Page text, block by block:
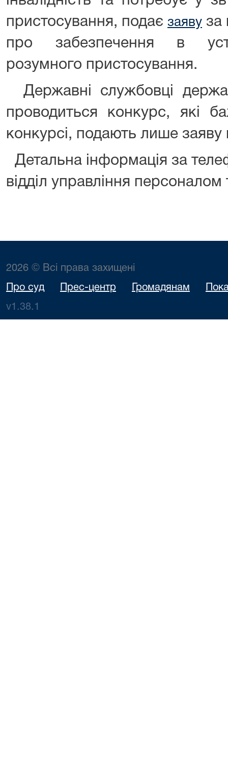
пристосування, подає заяву за
про забезпечення в
розумного пристосування.
Державні службовці
проводиться конкурс, які
конкурсі, подають лише заяву
Детальна інформація за
відділ управління
2026 © Всі права захищені
Про суд Прес-центр Громадянам
v1.38.1